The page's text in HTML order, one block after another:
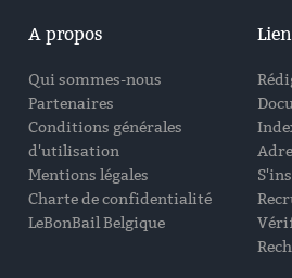
A propos
Qui sommes-nous
Partenaires
Conditions générales
d'utilisation
Mentions légales
Charte de confidentialité
LeBonBail Belgique